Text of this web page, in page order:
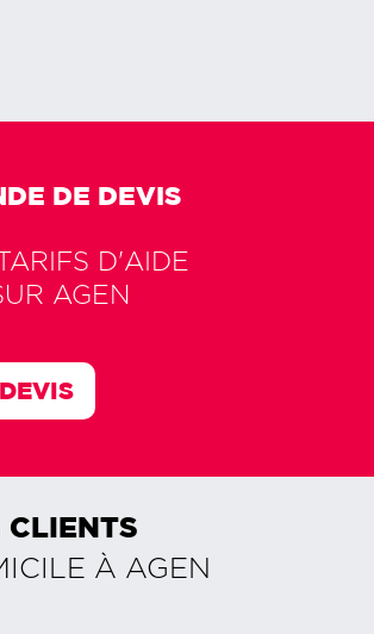
DE DEVIS
D'AIDE
AGEN
CLIENTS
À AGEN